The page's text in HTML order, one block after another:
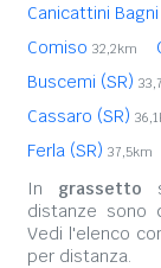
Canicattini Bagni
Comiso 32,2km
Buscemi (SR)
Cassaro (SR)
Ferla (SR) 37,5km
In grassetto
distanze sono
Vedi l'elenco
per distanza.